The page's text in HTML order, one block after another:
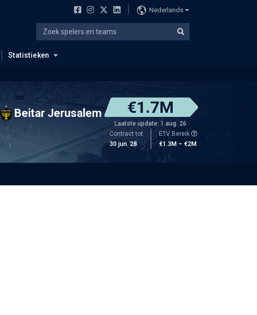
Nederlands
Statistieken
Beitar Jerusalem €1.7M
Laatste update: 1 aug. 26
Contract tot
30 jun. 28
ETV Bereik
€1.3M – €2M